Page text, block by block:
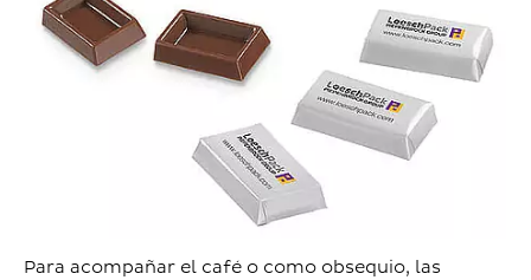
Para acompañar el café o como obsequio, las